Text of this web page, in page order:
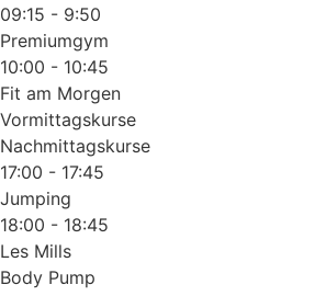
09:15 - 9:50
Premiumgym
10:00 - 10:45
Fit am Morgen
Vormittagskurse
Nachmittagskurse
17:00 - 17:45
Jumping
18:00 - 18:45
Les Mills
Body Pump